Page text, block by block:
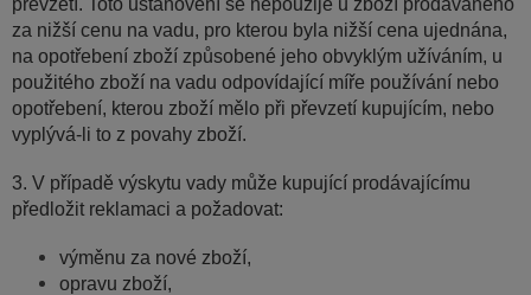
za nižší cenu na vadu, pro kterou byla nižší cena ujednána,
na opotřebení zboží způsobené jeho obvyklým užíváním, u
použitého zboží na vadu odpovídající míře používání nebo
opotřebení, kterou zboží mělo při převzetí kupujícím, nebo
vyplývá-li to z povahy zboží.
3. V případě výskytu vady může kupující prodávajícímu
předložit reklamaci a požadovat:
výměnu za nové zboží,
opravu zboží,